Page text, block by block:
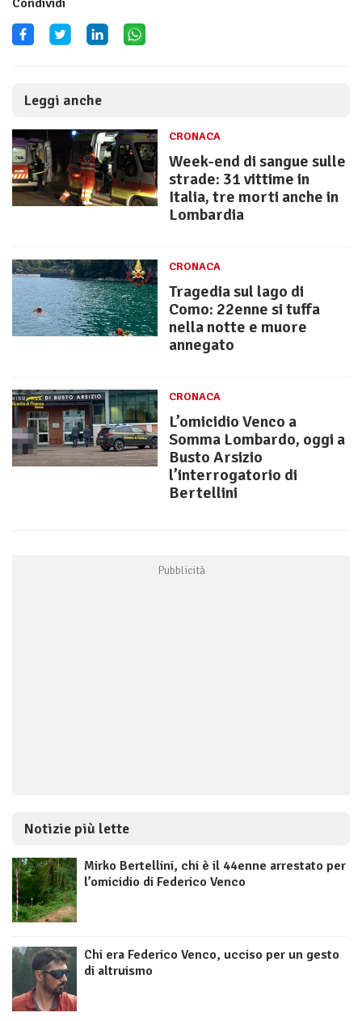
Condividi
Leggi anche
CRONACA
Week-end di sangue sulle
strade: 31 vittime in
Italia, tre morti anche in
Lombardia
CRONACA
Tragedia sul lago di
Como: 22enne si tuffa
nella notte e muore
annegato
CRONACA
L’omicidio Venco a
Somma Lombardo, oggi a
Busto Arsizio
l’interrogatorio di
Bertellini
Notizie più lette
Mirko Bertellini, chi è il 44enne arrestato per
l’omicidio di Federico Venco
Chi era Federico Venco, ucciso per un gesto
di altruismo